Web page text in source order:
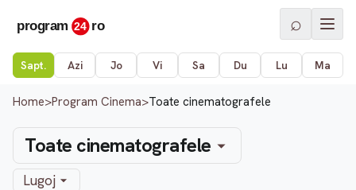
⌕
Sapt. Azi Jo Vi Sa Du Lu Ma
Home>Program Cinema>Toate cinematografele
Toate cinematografele
Lugoj